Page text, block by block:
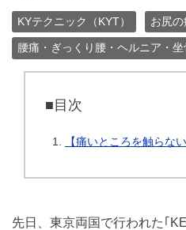
KYテクニック（KYT） お尻の
腰痛・ぎっくり腰・ヘルニア・
■目次
【痛いところを触らな
先日、東京両国で行われた｢